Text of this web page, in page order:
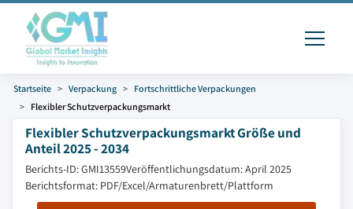
Startseite Verpackung
Fortschrittliche Verpackungen
Flexibler Schutzverpackungsmarkt
Flexibler Schutzverpackungsmarkt Größe und
Anteil 2025 - 2034
Berichts-ID: GMI13559Veröffentlichungsdatum: April 2025
Berichtsformat: PDF/Excel/Armaturenbrett/Plattform